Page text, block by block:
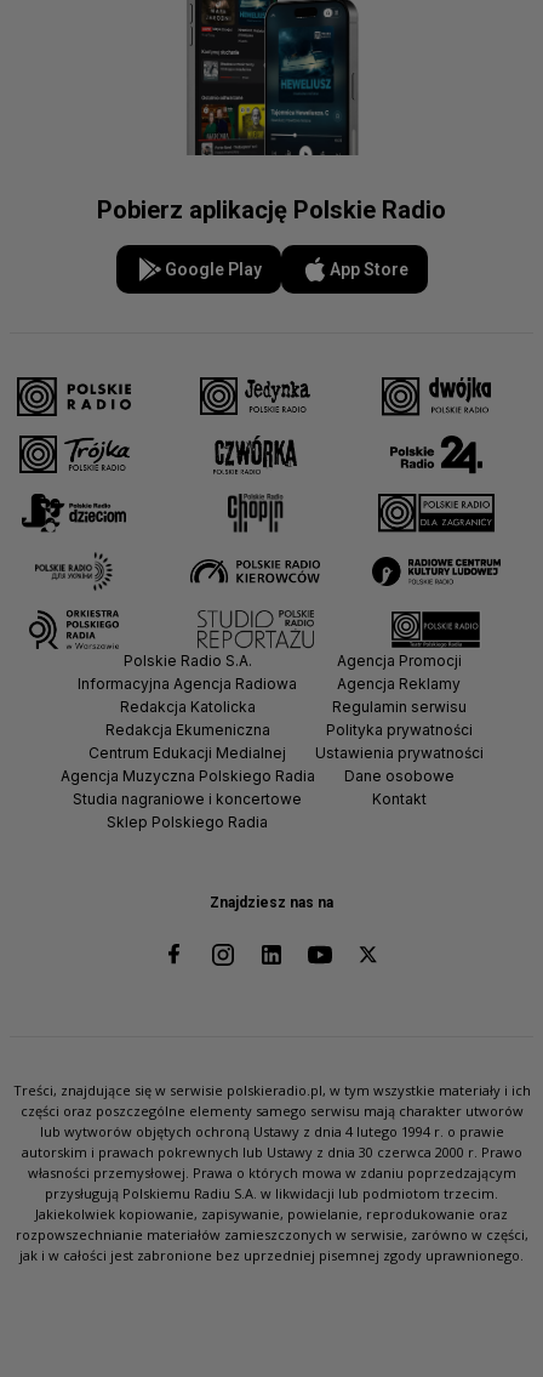
Pobierz aplikację Polskie Radio
Google Play App Store
Znajdziesz nas na
Polskie Radio S.A.
Informacyjna Agencja Radiowa
Redakcja Katolicka
Redakcja Ekumeniczna
Centrum Edukacji Medialnej
Agencja Muzyczna Polskiego Radia
Studia nagraniowe i koncertowe
Sklep Polskiego Radia
Agencja Promocji
Agencja Reklamy
Regulamin serwisu
Polityka prywatności
Ustawienia prywatności
Dane osobowe
Kontakt
Treści, znajdujące się w serwisie polskieradio.pl, w tym wszystkie materiały i ich
części oraz poszczególne elementy samego serwisu mają charakter utworów
lub wytworów objętych ochroną Ustawy z dnia 4 lutego 1994 r. o prawie
autorskim i prawach pokrewnych lub Ustawy z dnia 30 czerwca 2000 r. Prawo
własności przemysłowej. Prawa o których mowa w zdaniu poprzedzającym
przysługują Polskiemu Radiu S.A. w likwidacji lub podmiotom trzecim.
Jakiekolwiek kopiowanie, zapisywanie, powielanie, reprodukowanie oraz
rozpowszechnianie materiałów zamieszczonych w serwisie, zarówno w części,
jak i w całości jest zabronione bez uprzedniej pisemnej zgody uprawnionego.